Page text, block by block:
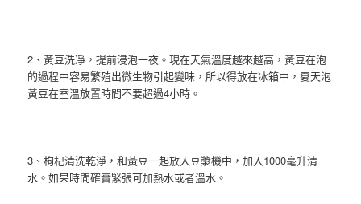
2、黃豆洗凈，提前浸泡一夜。現在天氣溫度越來越高，黃豆在泡
的過程中容易繁殖出微生物引起變味，所以得放在冰箱中，夏天泡
黃豆在室溫放置時間不要超過4小時。
3、枸杞清洗乾淨，和黃豆一起放入豆漿機中，加入1000毫升清
水。如果時間確實緊張可加熱水或者溫水。